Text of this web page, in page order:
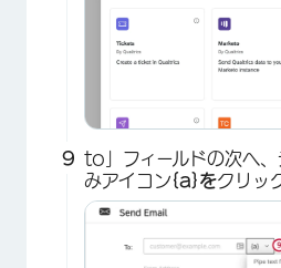
to」フィールドの次へ
みアイコン{a}をクリッ